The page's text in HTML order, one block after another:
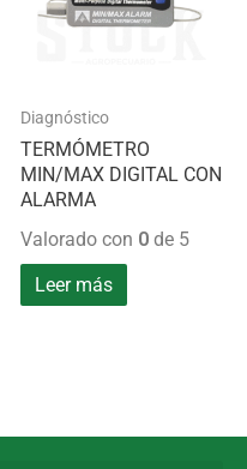
Diagnóstico
TERMÓMETRO
MIN/MAX DIGITAL CON
ALARMA
Valorado con 0de 5
Leer más